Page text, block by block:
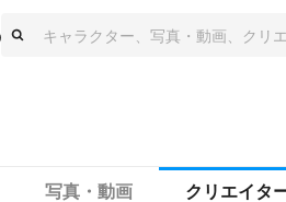
写真・動画 クリエイタ